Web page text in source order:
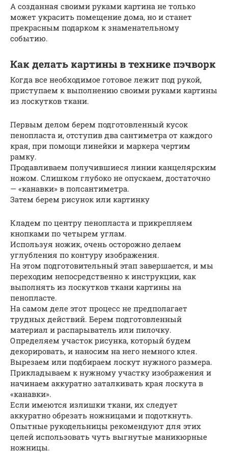
А созданная своими руками картина не только
может украсить помещение дома, но и станет
прекрасным подарком к знаменательному
событию.
Как делать картины в технике пэчворк
Когда все необходимое готовое лежит под рукой,
приступаем к выполнению своими руками картины
из лоскутков ткани.
Первым делом берем подготовленный кусок
пенопласта и, отступив два сантиметра от каждого
края, при помощи линейки и маркера чертим
рамку.
Продавливаем получившиеся линии канцелярским
ножом. Слишком глубоко не опускаем, достаточно
— «канавки» в полсантиметра.
Затем берем рисунок или картинку
Кладем по центру пенопласта и прикрепляем
кнопками по четырем углам.
Используя ножик, очень осторожно делаем
углубления по контуру изображения.
На этом подготовительный этап завершается, и мы
переходим непосредственно к инструкции, как
выполнять из лоскутков ткани картины на
пенопласте.
На самом деле этот процесс не предполагает
трудных действий. Берем подготовленный
материал и распарыватель или пилочку.
Определяем участок рисунка, который будем
декорировать, и наносим на него немного клея.
Вырезаем или подбираем лоскут нужного размера.
Прикладываем к нужному участку изображения и
начинаем аккуратно заталкивать края лоскута в
«канавки».
Если имеются излишки ткани, их следует
аккуратно обрезать ножницами и подоткнуть.
Опытные рукодельницы рекомендуют для этих
целей использовать чуть выгнутые маникюрные
ножницы.